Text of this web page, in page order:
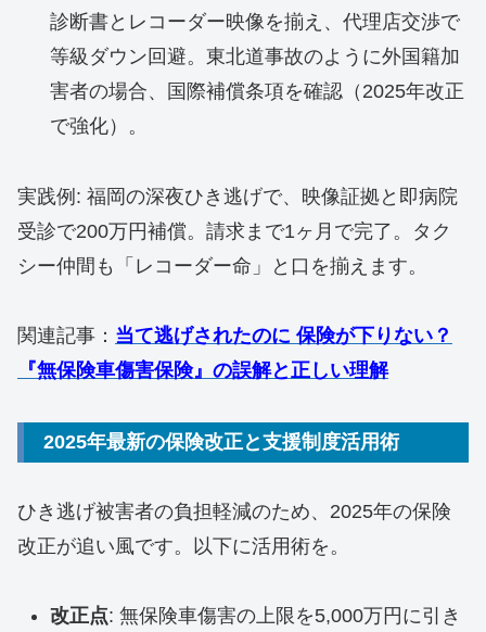
診断書とレコーダー映像を揃え、代理店交渉で
等級ダウン回避。東北道事故のように外国籍加
害者の場合、国際補償条項を確認（2025年改正
で強化）。
実践例: 福岡の深夜ひき逃げで、映像証拠と即病院
受診で200万円補償。請求まで1ヶ月で完了。タク
シー仲間も「レコーダー命」と口を揃えます。
関連記事： 当て逃げされたのに 保険が下りない？
『無保険車傷害保険』の誤解と正しい理解
2025年最新の保険改正と支援制度活用術
ひき逃げ被害者の負担軽減のため、2025年の保険
改正が追い風です。以下に活用術を。
改正点: 無保険車傷害の上限を5,000万円に引き